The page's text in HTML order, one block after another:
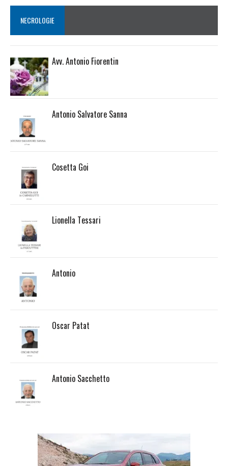
NECROLOGIE
Avv. Antonio Fiorentin
Antonio Salvatore Sanna
Cosetta Goi
Lionella Tessari
Antonio
Oscar Patat
Antonio Sacchetto